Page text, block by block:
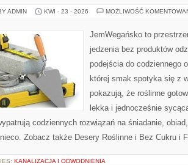
ADMIN KWI - 23 - 2026 MOŻLIWOŚĆ
JemWegańsko to
jedzenia bez produktów
podejścia do codziennego
której smak spotyka się z
pokazują, że roślinne
lekka i jednocześnie
codziennych rozwiązań na śniadanie,
Zobacz także Desery Roślinne i Bez Cukru i
KANALIZACJA I ODWODNIENIA